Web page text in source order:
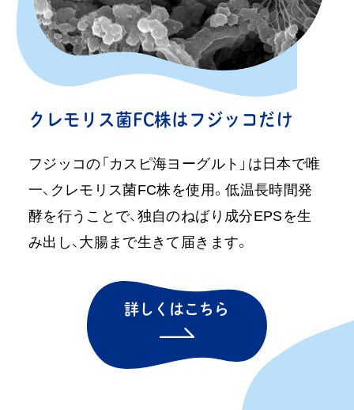
クレモリス菌FC株はフジッコだけ
フジッコの「カスピ海ヨーグルト」は日本で唯
一、クレモリス菌FC株を使用。低温長時間発
酵を行うことで、独自のねばり成分EPSを生
み出し、大腸まで生きて届きます。
詳しくはこちら